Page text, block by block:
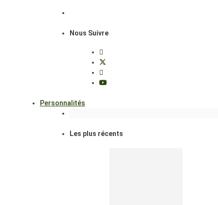
Nous Suivre
Personnalités
Les plus récents